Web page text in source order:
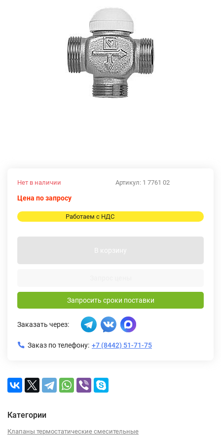
Артикул: 1 7761 02
Нет в наличии
Цена по запросу
Работаем с НДС
В корзину
Запросить сроки поставки
Заказать через:
Заказ по телефону: +7 (8442) 51-71-75
Категории
Клапаны термостатические смесительные